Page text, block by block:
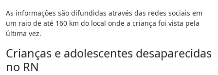
As informações são difundidas através das redes sociais em
um raio de até 160 km do local onde a criança foi vista pela
última vez.
Crianças e adolescentes desaparecidas
no RN